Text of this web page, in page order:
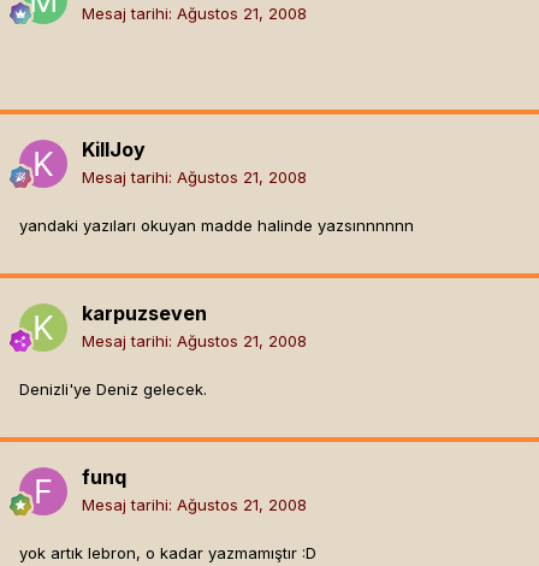
Mesaj tarihi: Ağustos 21, 2008
KillJoy
Mesaj tarihi: Ağustos 21, 2008
yandaki yazıları okuyan madde halinde yazsınnnnnn
karpuzseven
Mesaj tarihi: Ağustos 21, 2008
Denizli'ye Deniz gelecek.
funq
Mesaj tarihi: Ağustos 21, 2008
yok artık lebron, o kadar yazmamıştır :D